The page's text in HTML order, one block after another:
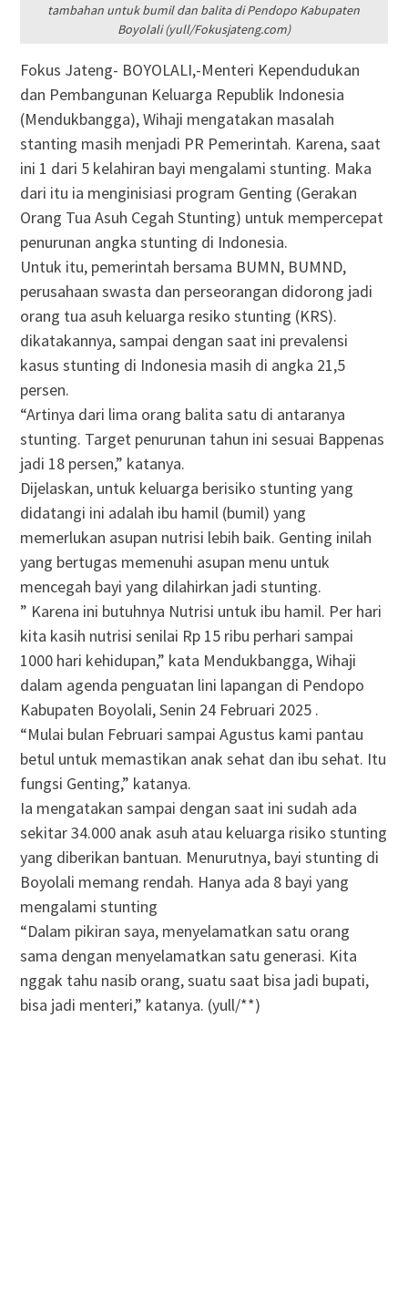
tambahan untuk bumil dan balita di Pendopo Kabupaten
Boyolali (yull/Fokusjateng.com)
Fokus Jateng- BOYOLALI,-Menteri Kependudukan
dan Pembangunan Keluarga Republik Indonesia
(Mendukbangga), Wihaji mengatakan masalah
stanting masih menjadi PR Pemerintah. Karena, saat
ini 1 dari 5 kelahiran bayi mengalami stunting. Maka
dari itu ia menginisiasi program Genting (Gerakan
Orang Tua Asuh Cegah Stunting) untuk mempercepat
penurunan angka stunting di Indonesia.
Untuk itu, pemerintah bersama BUMN, BUMND,
perusahaan swasta dan perseorangan didorong jadi
orang tua asuh keluarga resiko stunting (KRS).
dikatakannya, sampai dengan saat ini prevalensi
kasus stunting di Indonesia masih di angka 21,5
persen.
“Artinya dari lima orang balita satu di antaranya
stunting. Target penurunan tahun ini sesuai Bappenas
jadi 18 persen,” katanya.
Dijelaskan, untuk keluarga berisiko stunting yang
didatangi ini adalah ibu hamil (bumil) yang
memerlukan asupan nutrisi lebih baik. Genting inilah
yang bertugas memenuhi asupan menu untuk
mencegah bayi yang dilahirkan jadi stunting.
” Karena ini butuhnya Nutrisi untuk ibu hamil. Per hari
kita kasih nutrisi senilai Rp 15 ribu perhari sampai
1000 hari kehidupan,” kata Mendukbangga, Wihaji
dalam agenda penguatan lini lapangan di Pendopo
Kabupaten Boyolali, Senin 24 Februari 2025 .
“Mulai bulan Februari sampai Agustus kami pantau
betul untuk memastikan anak sehat dan ibu sehat. Itu
fungsi Genting,” katanya.
Ia mengatakan sampai dengan saat ini sudah ada
sekitar 34.000 anak asuh atau keluarga risiko stunting
yang diberikan bantuan. Menurutnya, bayi stunting di
Boyolali memang rendah. Hanya ada 8 bayi yang
mengalami stunting
“Dalam pikiran saya, menyelamatkan satu orang
sama dengan menyelamatkan satu generasi. Kita
nggak tahu nasib orang, suatu saat bisa jadi bupati,
bisa jadi menteri,” katanya. (yull/**)